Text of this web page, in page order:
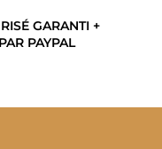
GARANTI +
PAYPAL